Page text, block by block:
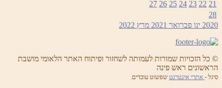
21
22
23
24
25
26
27
28
2020 ינו פברואר 2021 מרץ 2022
© כל הזכויות שמורות לעמותה לשחזור ופיתוח האתר הלאומי מושבת
הראשונים ראש פינה
סיגל - אתרי אינטרנט שפשוט עובדים.